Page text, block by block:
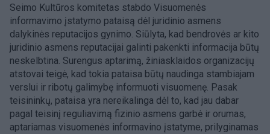
Seimo Kultūros komitetas stabdo Visuomenės
informavimo įstatymo pataisą dėl juridinio asmens
dalykinės reputacijos gynimo. Siūlyta, kad bendrovės ar kito
juridinio asmens reputacijai galinti pakenkti informacija būtų
neskelbtina. Surengus aptarimą, žiniasklaidos organizacijų
atstovai teigė, kad tokia pataisa būtų naudinga stambiajam
verslui ir ribotų galimybę informuoti visuomenę. Pasak
teisininkų, pataisa yra nereikalinga dėl to, kad jau dabar
pagal teisinį reguliavimą fizinio asmens garbė ir orumas,
aptariamas visuomenės informavino įstatyme, prilyginamas